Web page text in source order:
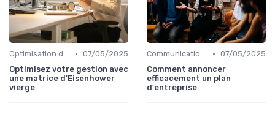
Optimisation du temps • 07/05/2025
Optimisez votre gestion avec
une matrice d'Eisenhower
vierge
Communication et Culture d'Entreprise • 07/05/2025
Comment annoncer
efficacement un plan
d'entreprise